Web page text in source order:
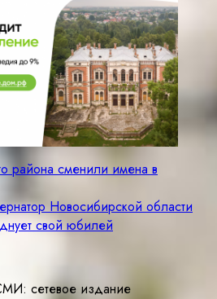
района сменили имена в
Новосибирской области
свой юбилей
cетевое издание